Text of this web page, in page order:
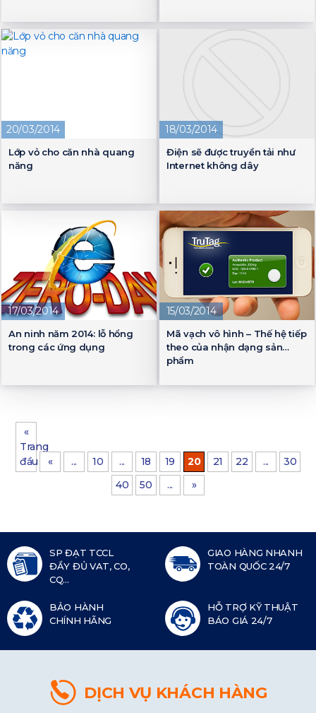
20/03/2014
Lớp vỏ cho căn nhà quang
năng
18/03/2014
Điện sẽ được truyền tải như
Internet không dây
17/03/2014
An ninh năm 2014: lỗ hổng
trong các ứng dụng
15/03/2014
Mã vạch vô hình – Thế hệ tiếp
theo của nhận dạng sản
phẩm
«
Trang
đầu
« ... 10 ... 18 19 20 21 22 ...
30
40
50 ... »
SP ĐẠT TCCL
ĐẦY ĐỦ VAT, CO,
CQ...
GIAO HÀNG NHANH
TOÀN QUỐC 24/7
BẢO HÀNH
CHÍNH HÃNG
HỖ TRỢ KỸ THUẬT
BÁO GIÁ 24/7
DỊCH VỤ KHÁCH HÀNG